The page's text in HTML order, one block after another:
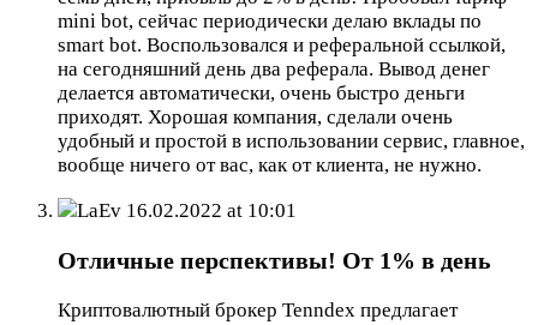
mini bot, сейчас периодически делаю вклады по
smart bot. Воспользовался и реферальной ссылкой,
на сегодняшний день два реферала. Вывод денег
делается автоматически, очень быстро деньги
приходят. Хорошая компания, сделали очень
удобный и простой в использовании сервис, главное,
вообще ничего от вас, как от клиента, не нужно.
LaEv 16.02.2022 at 10:01
Отличные перспективы! От 1% в день
Криптовалютный брокер Tenndex предлагает